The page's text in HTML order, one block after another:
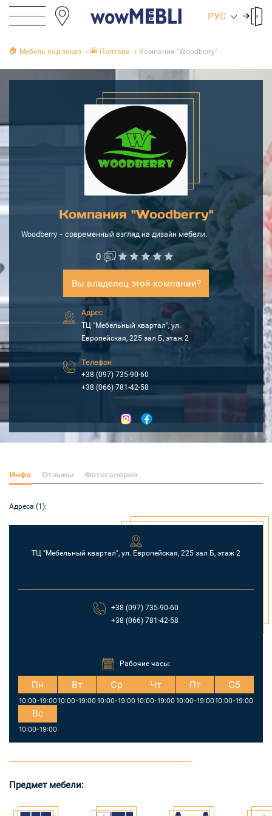
РУС
🏠 Мебель под заказ 🌇 Полтава Компания "Woodberry"
Компания "Woodberry"
Woodberry - современный взгляд на дизайн мебели.
0
Вы владелец этой компании?
Адрес
ТЦ "Мебельный квартал", ул.
Европейская, 225 зал Б, этаж 2
Телефон
+38 (097) 735-90-60
+38 (066) 781-42-58
Инфо Отзывы Фотогалерея
Адреса (1):
ТЦ "Мебельный квартал", ул. Европейская, 225 зал Б, этаж 2
+38 (097) 735-90-60
+38 (066) 781-42-58
Рабочие часы:
Пн
10:00-19:00
Вт
10:00-19:00
Ср
10:00-19:00
Чт
10:00-19:00
Пт
10:00-19:00
Сб
10:00-19:00
Вс
10:00-19:00
Предмет мебели: